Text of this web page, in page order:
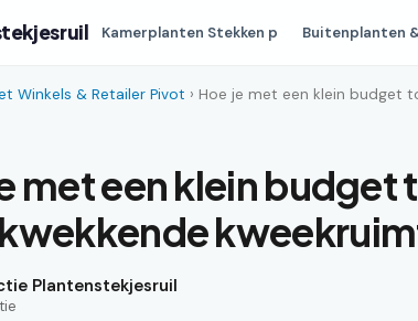
Kamerplanten Stekken p Buitenplanten
Winkels & Retailer Pivot › Hoe je met een klein budget
met een klein budget
Plantenstekjesruil